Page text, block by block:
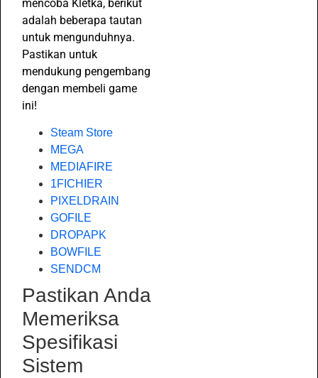
mencoba Kletka, berikut
adalah beberapa tautan
untuk mengunduhnya.
Pastikan untuk
mendukung pengembang
dengan membeli game
ini!
Steam Store
MEGA
MEDIAFIRE
1FICHIER
PIXELDRAIN
GOFILE
DROPAPK
BOWFILE
SENDCM
Pastikan Anda
Memeriksa
Spesifikasi
Sistem